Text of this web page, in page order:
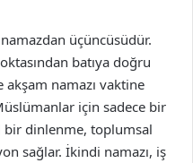
üçüncüsüdür.
batıya doğru
akşam namazı vaktine
için sadece bir
bir dinlenme, toplumsal
sağlar. İkindi namazı, iş